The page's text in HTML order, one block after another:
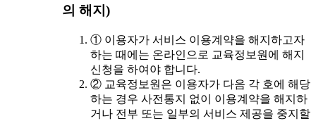
의 해지)
① 이용자가 서비스 이용계약을 해지하고자
하는 때에는 온라인으로 교육정보원에 해지
신청을 하여야 합니다.
② 교육정보원은 이용자가 다음 각 호에 해당
하는 경우 사전통지 없이 이용계약을 해지하
거나 전부 또는 일부의 서비스 제공을 중지할